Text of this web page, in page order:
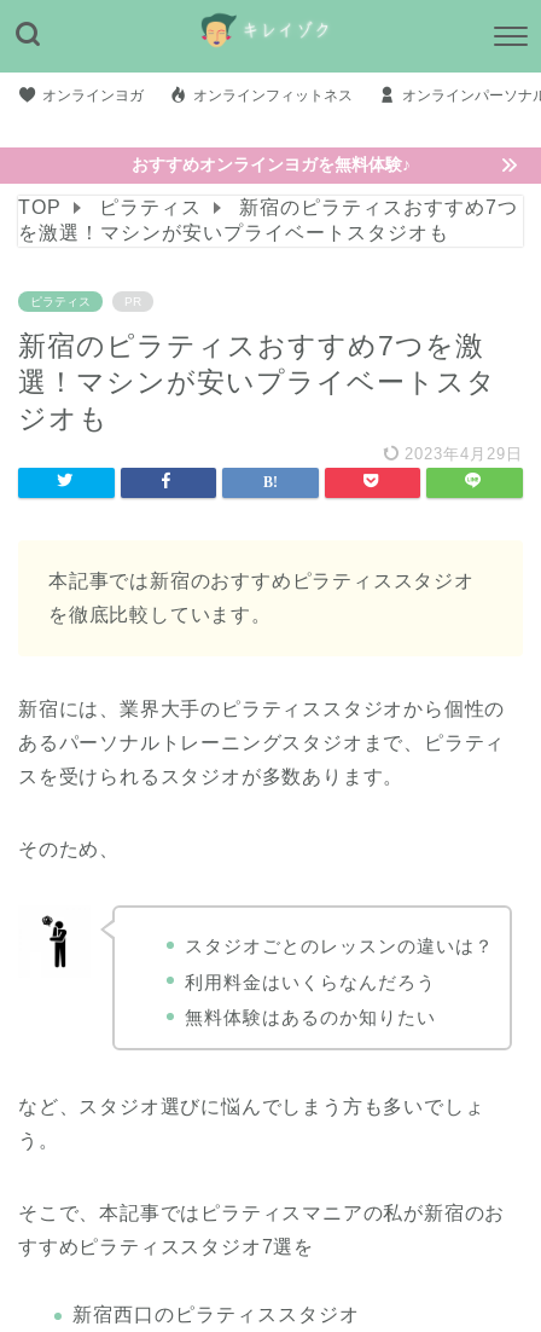
オンラインヨガ オンラインフィットネス オンラインパーソナ
おすすめオンラインヨガを無料体験♪
TOP ピラティス
新宿のピラティスおすすめ7つ
を激選！マシンが安いプライベートスタジオも
ピラティス PR
新宿のピラティスおすすめ7つを激
選！マシンが安いプライベートスタ
ジオも
2023年4月29日
本記事では新宿のおすすめピラティススタジオ
を徹底比較しています。
新宿には、業界大手のピラティススタジオから個性の
あるパーソナルトレーニングスタジオまで、ピラティ
スを受けられるスタジオが多数あります。
そのため、
スタジオごとのレッスンの違いは？
利用料金はいくらなんだろう
無料体験はあるのか知りたい
など、スタジオ選びに悩んでしまう方も多いでしょ
う。
そこで、本記事ではピラティスマニアの私が新宿のお
すすめピラティススタジオ7選を
新宿西口のピラティススタジオ